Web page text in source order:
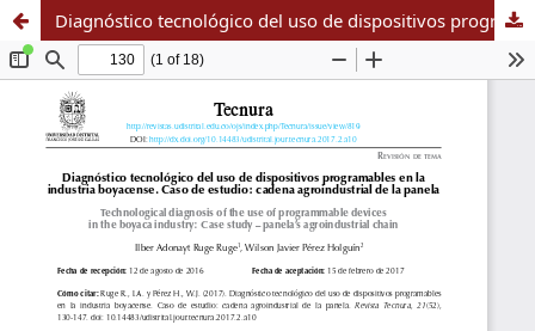
Diagnóstico tecnológico del uso de dispositivos programables en la industria boyacense. Caso de estudio: cadena agroindustrial de la panela